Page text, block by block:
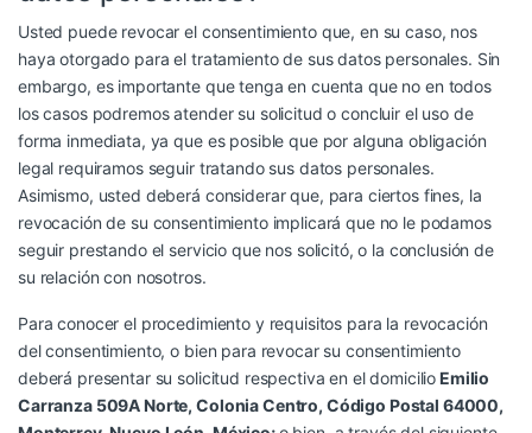
Usted puede revocar el consentimiento que, en su caso, nos
haya otorgado para el tratamiento de sus datos personales. Sin
embargo, es importante que tenga en cuenta que no en todos
los casos podremos atender su solicitud o concluir el uso de
forma inmediata, ya que es posible que por alguna obligación
legal requiramos seguir tratando sus datos personales.
Asimismo, usted deberá considerar que, para ciertos fines, la
revocación de su consentimiento implicará que no le podamos
seguir prestando el servicio que nos solicitó, o la conclusión de
su relación con nosotros.
Para conocer el procedimiento y requisitos para la revocación
del consentimiento, o bien para revocar su consentimiento
deberá presentar su solicitud respectiva en el domicilioEmilio
Carranza 509A Norte, Colonia Centro, Código Postal 64000,